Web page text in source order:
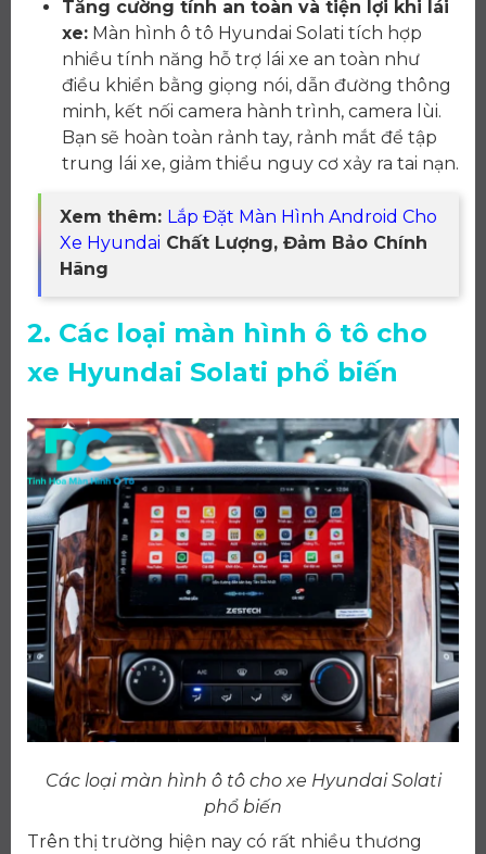
Tăng cường tính an toàn và tiện lợi khi lái
xe: Màn hình ô tô Hyundai Solati tích hợp
nhiều tính năng hỗ trợ lái xe an toàn như
điều khiển bằng giọng nói, dẫn đường thông
minh, kết nối camera hành trình, camera lùi.
Bạn sẽ hoàn toàn rảnh tay, rảnh mắt để tập
trung lái xe, giảm thiểu nguy cơ xảy ra tai nạn.
Xem thêm: Lắp Đặt Màn Hình Android Cho
Xe Hyundai Chất Lượng, Đảm Bảo Chính
Hãng
2. Các loại màn hình ô tô cho
xe Hyundai Solati phổ biến
Các loại màn hình ô tô cho xe Hyundai Solati
phổ biến
Trên thị trường hiện nay có rất nhiều thương